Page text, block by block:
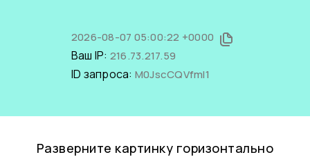
2026-08-07 05:00:22 +0000
Ваш IP: 216.73.217.59
ID запроса: M0JscCQVfmI1
Разверните картинку горизонтально